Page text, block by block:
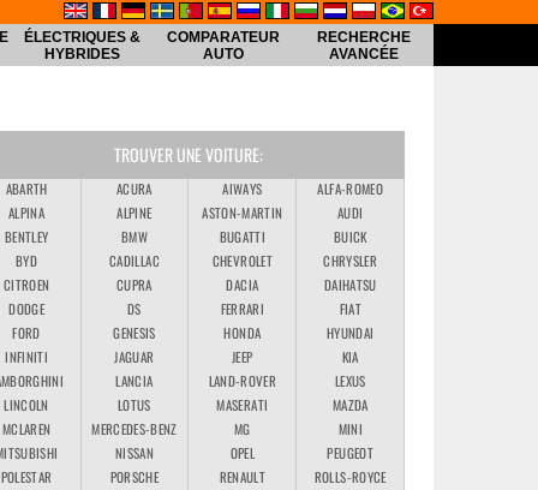
ÉLECTRIQUES &
HYBRIDES
COMPARATEUR
AUTO
RECHERCHE
AVANCÉE
TROUVER UNE VOITURE:
ABARTH ACURA AIWAYS
ALFA-ROMEO
ALPINA
ALPINE ASTON-MARTIN
AUDI
BENTLEY
BMW BUGATTI
BUICK
BYD
CADILLAC CHEVROLET
CHRYSLER
CITROEN
CUPRA DACIA
DAIHATSU
DODGE
DS FERRARI
FIAT
FORD
GENESIS HONDA
HYUNDAI
INFINITI
JAGUAR JEEP
KIA
LANCIA LAND-ROVER
LEXUS
LINCOLN
LOTUS MASERATI
MAZDA
MCLAREN
MERCEDES-BENZ MG
MINI
NISSAN OPEL
PEUGEOT
POLESTAR
PORSCHE RENAULT
ROLLS-ROYCE